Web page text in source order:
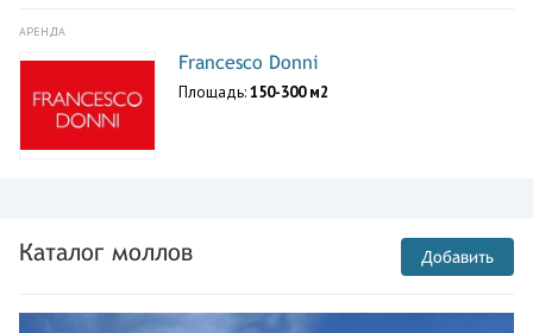
АРЕНДА
Francesco Donni
Площадь:150-300 м2
Каталог моллов Добавить